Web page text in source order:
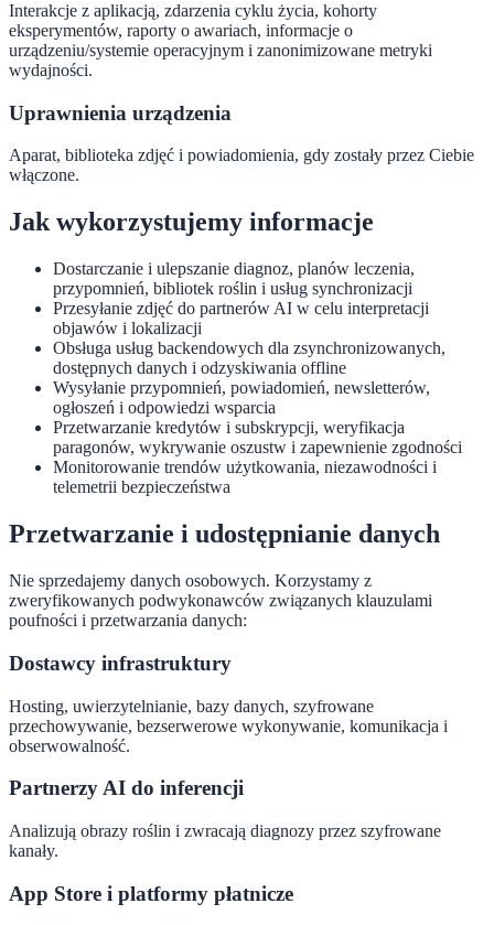
Interakcje z aplikacją, zdarzenia cyklu życia, kohorty
eksperymentów, raporty o awariach, informacje o
urządzeniu/systemie operacyjnym i zanonimizowane metryki
wydajności.
Uprawnienia urządzenia
Aparat, biblioteka zdjęć i powiadomienia, gdy zostały przez Ciebie
włączone.
Jak wykorzystujemy informacje
Dostarczanie i ulepszanie diagnoz, planów leczenia,
przypomnień, bibliotek roślin i usług synchronizacji
Przesyłanie zdjęć do partnerów AI w celu interpretacji
objawów i lokalizacji
Obsługa usług backendowych dla zsynchronizowanych,
dostępnych danych i odzyskiwania offline
Wysyłanie przypomnień, powiadomień, newsletterów,
ogłoszeń i odpowiedzi wsparcia
Przetwarzanie kredytów i subskrypcji, weryfikacja
paragonów, wykrywanie oszustw i zapewnienie zgodności
Monitorowanie trendów użytkowania, niezawodności i
telemetrii bezpieczeństwa
Przetwarzanie i udostępnianie danych
Nie sprzedajemy danych osobowych. Korzystamy z
zweryfikowanych podwykonawców związanych klauzulami
poufności i przetwarzania danych:
Dostawcy infrastruktury
Hosting, uwierzytelnianie, bazy danych, szyfrowane
przechowywanie, bezserwerowe wykonywanie, komunikacja i
obserwowalność.
Partnerzy AI do inferencji
Analizują obrazy roślin i zwracają diagnozy przez szyfrowane
kanały.
App Store i platformy płatnicze